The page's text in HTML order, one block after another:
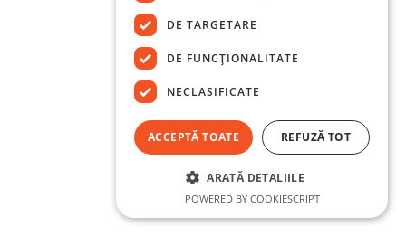
DE TARGETARE
DE FUNCŢIONALITATE
NECLASIFICATE
ACCEPTĂ TOATE REFUZĂ TOT
ARATĂ DETALIILE
POWERED BY COOKIESCRIPT